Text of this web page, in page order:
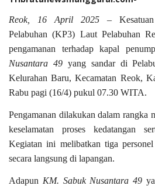
Reok, 16 April 2025 – Kesatuan
Pelabuhan (KP3) Laut Pelabuhan
pengamanan terhadap kapal
Nusantara 49yang sandar di
Kelurahan Baru, Kecamatan Reok,
Rabu pagi (16/4) pukul 07.30 WITA.
Pengamanan dilakukan dalam rangka
keselamatan proses kedatangan
Kegiatan ini melibatkan tiga
secara langsung di lapangan.
Adapun KM. Sabuk Nusantara 49